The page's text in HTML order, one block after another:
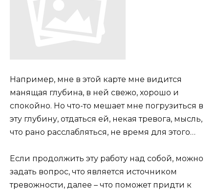
Например, мне в этой карте мне видится
манящая глубина, в ней свежо, хорошо и
спокойно. Но что-то мешает мне погрузиться в
эту глубину, отдаться ей, некая тревога, мысль,
что рано расслабляться, не время для этого…
Если продолжить эту работу над собой, можно
задать вопрос, что является источником
тревожности, далее – что поможет придти к